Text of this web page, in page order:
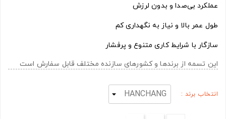
عملکرد بی‌صدا و بدون لرزش
طول عمر بالا و نیاز به نگهداری کم
سازگار با شرایط کاری متنوع و پرفشار
این تسمه از برندها و کشورهای سازنده مختلف قابل سفارش است
انتخاب برند :